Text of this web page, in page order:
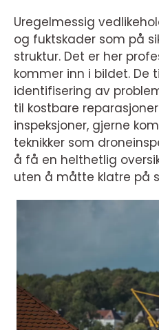
Uregelmessig
og fuktskader som på
struktur. Det er her
kommer inn i bildet. De
identifisering av
til kostbare
inspeksjoner, gjerne
teknikker som
å få en helthetlig
uten å måtte klatre på